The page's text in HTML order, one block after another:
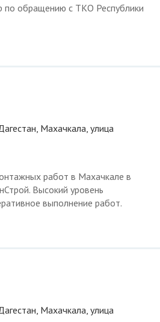
по обращению с ТКО Республики
Махачкала, улица
работ в Махачкале в
Высокий уровень
выполнение работ.
Махачкала, улица